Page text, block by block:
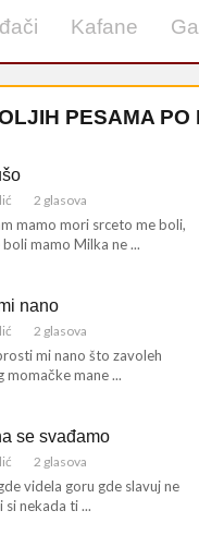
Kafane
PESAMA
2 glasova
mamo mori srceto me boli,
mamo Milka ne ...
nano
2 glasova
mi nano što zavoleh
momačke mane ...
se svađamo
2 glasova
videla goru gde slavuj ne
si nekada ti ...